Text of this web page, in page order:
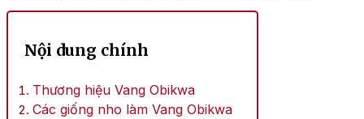
Nội dung chính
Thương hiệu Vang Obikwa
Các giống nho làm Vang Obikwa